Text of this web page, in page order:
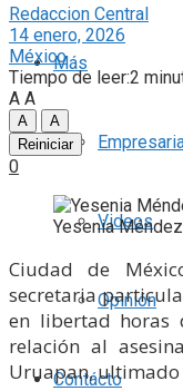
Más
Videos
Opinión
Contácto
Redaccion Central
14 enero, 2026
México
Tiempo de leer:2
A A
A
A
Reiniciar
0
Yesenia
Ciudad de
secretaria
en libertad horas
relación al
Uruapan, ultimado